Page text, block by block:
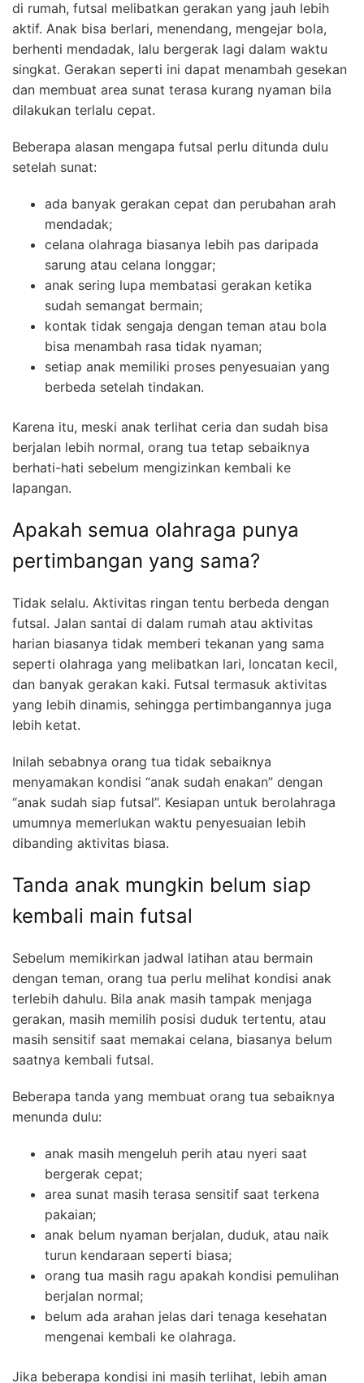
di rumah, futsal melibatkan gerakan yang jauh lebih
aktif. Anak bisa berlari, menendang, mengejar bola,
berhenti mendadak, lalu bergerak lagi dalam waktu
singkat. Gerakan seperti ini dapat menambah gesekan
dan membuat area sunat terasa kurang nyaman bila
dilakukan terlalu cepat.
Beberapa alasan mengapa futsal perlu ditunda dulu
setelah sunat:
ada banyak gerakan cepat dan perubahan arah
mendadak;
celana olahraga biasanya lebih pas daripada
sarung atau celana longgar;
anak sering lupa membatasi gerakan ketika
sudah semangat bermain;
kontak tidak sengaja dengan teman atau bola
bisa menambah rasa tidak nyaman;
setiap anak memiliki proses penyesuaian yang
berbeda setelah tindakan.
Karena itu, meski anak terlihat ceria dan sudah bisa
berjalan lebih normal, orang tua tetap sebaiknya
berhati-hati sebelum mengizinkan kembali ke
lapangan.
Apakah semua olahraga punya
pertimbangan yang sama?
Tidak selalu. Aktivitas ringan tentu berbeda dengan
futsal. Jalan santai di dalam rumah atau aktivitas
harian biasanya tidak memberi tekanan yang sama
seperti olahraga yang melibatkan lari, loncatan kecil,
dan banyak gerakan kaki. Futsal termasuk aktivitas
yang lebih dinamis, sehingga pertimbangannya juga
lebih ketat.
Inilah sebabnya orang tua tidak sebaiknya
menyamakan kondisi “anak sudah enakan” dengan
“anak sudah siap futsal”. Kesiapan untuk berolahraga
umumnya memerlukan waktu penyesuaian lebih
dibanding aktivitas biasa.
Tanda anak mungkin belum siap
kembali main futsal
Sebelum memikirkan jadwal latihan atau bermain
dengan teman, orang tua perlu melihat kondisi anak
terlebih dahulu. Bila anak masih tampak menjaga
gerakan, masih memilih posisi duduk tertentu, atau
masih sensitif saat memakai celana, biasanya belum
saatnya kembali futsal.
Beberapa tanda yang membuat orang tua sebaiknya
menunda dulu:
anak masih mengeluh perih atau nyeri saat
bergerak cepat;
area sunat masih terasa sensitif saat terkena
pakaian;
anak belum nyaman berjalan, duduk, atau naik
turun kendaraan seperti biasa;
orang tua masih ragu apakah kondisi pemulihan
berjalan normal;
belum ada arahan jelas dari tenaga kesehatan
mengenai kembali ke olahraga.
Jika beberapa kondisi ini masih terlihat, lebih aman